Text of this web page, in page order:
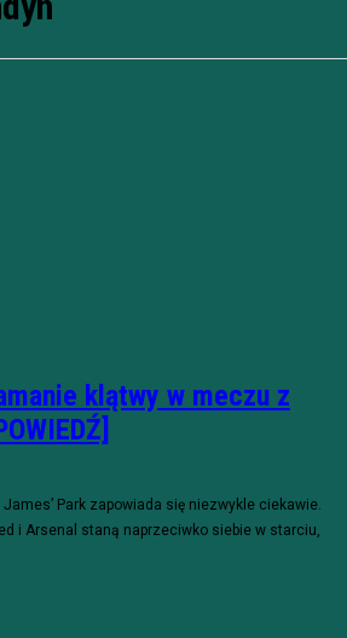
klątwy w meczu z
James’ Park zapowiada się niezwykle ciekawie.
i Arsenal staną naprzeciwko siebie w starciu,